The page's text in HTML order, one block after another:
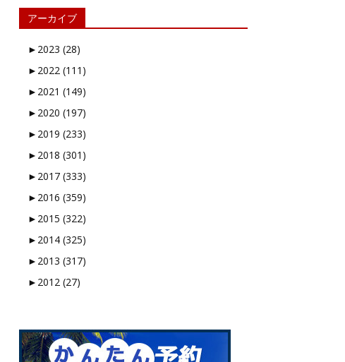
アーカイブ
► 2023 (28)
► 2022 (111)
► 2021 (149)
► 2020 (197)
► 2019 (233)
► 2018 (301)
► 2017 (333)
► 2016 (359)
► 2015 (322)
► 2014 (325)
► 2013 (317)
► 2012 (27)